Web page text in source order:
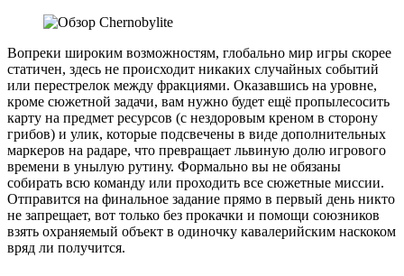
Вопреки широким возможностям, глобально мир игры скорее
статичен, здесь не происходит никаких случайных событий
или перестрелок между фракциями. Оказавшись на уровне,
кроме сюжетной задачи, вам нужно будет ещё пропылесосить
карту на предмет ресурсов (с нездоровым креном в сторону
грибов) и улик, которые подсвечены в виде дополнительных
маркеров на радаре, что превращает львиную долю игрового
времени в унылую рутину. Формально вы не обязаны
собирать всю команду или проходить все сюжетные миссии.
Отправится на финальное задание прямо в первый день никто
не запрещает, вот только без прокачки и помощи союзников
взять охраняемый объект в одиночку кавалерийским наскоком
вряд ли получится.